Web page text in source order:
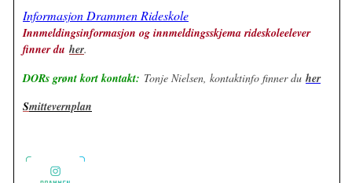
Informasjon Drammen Rideskole
Innmeldingsinformasjon og innmeldingsskjema rideskoleelever
finner du her.
DORs grønt kort kontakt: Tonje Nielsen, kontaktinfo finner du her
Smittevernplan